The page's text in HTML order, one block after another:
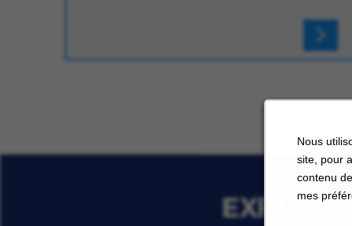
Nous
site, pour
contenu
mes